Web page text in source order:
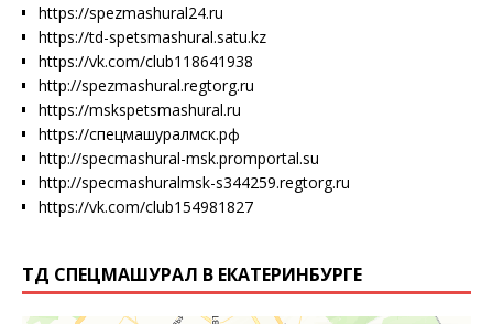
https://spezmashural24.ru
https://td-spetsmashural.satu.kz
https://vk.com/club118641938
http://spezmashural.regtorg.ru
https://mskspetsmashural.ru
https://спецмашуралмск.рф
http://specmashural-msk.promportal.su
http://specmashuralmsk-s344259.regtorg.ru
https://vk.com/club154981827
ТД СПЕЦМАШУРАЛ В ЕКАТЕРИНБУРГЕ